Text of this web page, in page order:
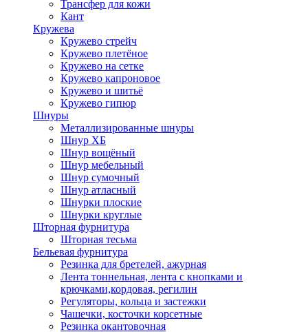
Трансфер для кожи
Кант
Кружева
Кружево стрейч
Кружево плетёное
Кружево на сетке
Кружево капроновое
Кружево и шитьё
Кружево гипюр
Шнуры
Металлизированные шнуры
Шнур ХБ
Шнур вощёный
Шнур мебельный
Шнур сумочный
Шнур атласный
Шнурки плоские
Шнурки круглые
Шторная фурнитура
Шторная тесьма
Бельевая фурнитура
Резинка для бретелей, ажурная
Лента тоннельная, лента с кнопками и
крючками,кордовая, регилин
Регуляторы, кольца и застежки
Чашечки, косточки корсетные
Резинка окантовочная